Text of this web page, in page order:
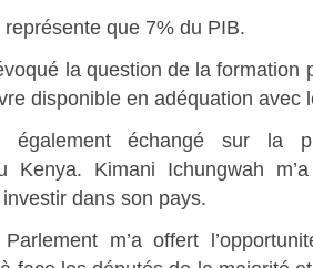
représente que 7% du PIB.
la question de la formation
disponible en adéquation avec
également échangé sur la
Kenya. Kimani Ichungwah
dans son pays.
m’a offert